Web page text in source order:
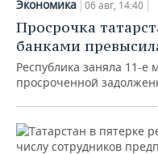
Экономика 06 авг, 14:40
Просрочка
банками
Республика заняла 11-е
просроченной